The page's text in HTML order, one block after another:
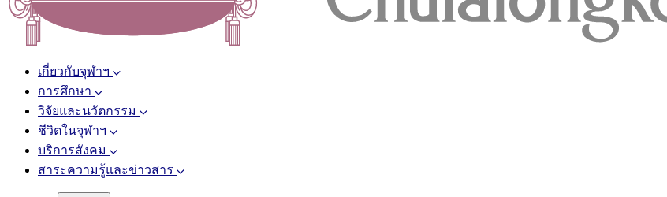
เกี่ยวกับจุฬาฯ
การศึกษา
วิจัยและนวัตกรรม
ชีวิตในจุฬาฯ
บริการสังคม
สาระความรู้และข่าวสาร